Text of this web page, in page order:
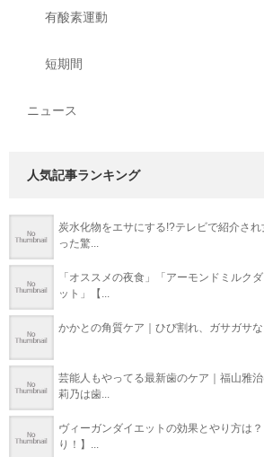
有酸素運動
短期間
ニュース
人気記事ランキング
炭水化物をエサにする!?テレビで紹介さ
った驚...
「オススメの夜食」「アーモンドミルク
ット」【...
かかとの角質ケア｜ひび割れ、ガサガサな
芸能人もやってる最新歯のケア｜福山雅
莉乃は歯...
ヴィーガンダイエットの効果とやり方は
り！】...